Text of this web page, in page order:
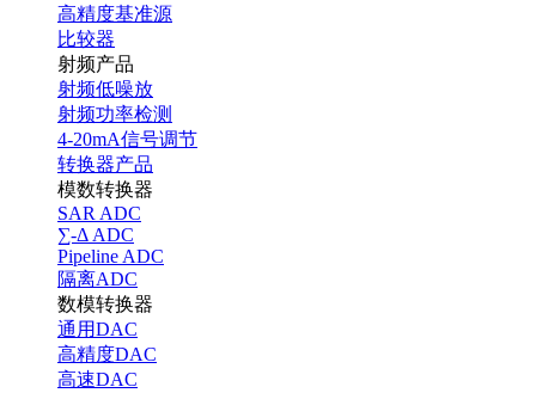
高精度基准源
比较器
射频产品
射频低噪放
射频功率检测
4-20mA信号调节
转换器产品
模数转换器
SAR ADC
∑-Δ ADC
Pipeline ADC
隔离ADC
数模转换器
通用DAC
高精度DAC
高速DAC